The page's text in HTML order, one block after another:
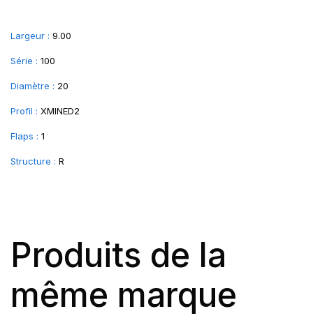
Largeur : 9.00
Série : 100
Diamètre : 20
Profil : XMINED2
Flaps : 1
Structure : R
Produits de la
même marque